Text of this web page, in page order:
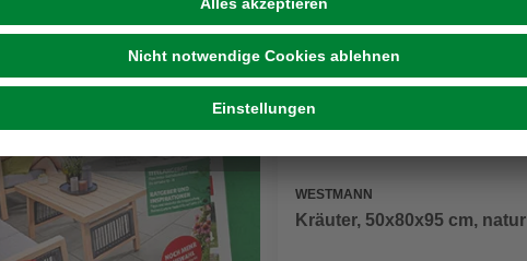
WESTMANN
Kräuter, 50x80x95 cm, natur